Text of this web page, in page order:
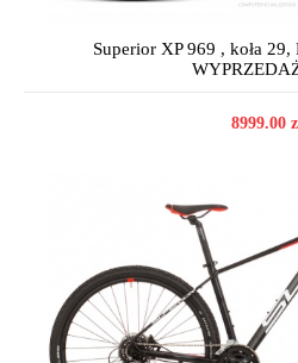
Superior XP 969 , koła
8999.00